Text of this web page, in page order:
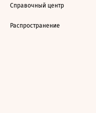
Справочный центр
Распространение